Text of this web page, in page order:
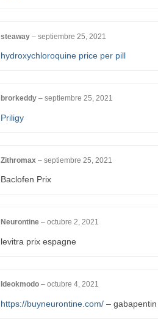
steaway – septiembre 25, 2021
hydroxychloroquine price per pill
brorkeddy – septiembre 25, 2021
Priligy
Zithromax – septiembre 25, 2021
Baclofen Prix
Neurontine – octubre 2, 2021
levitra prix espagne
Ideokmodo – octubre 4, 2021
https://buyneurontine.com/ –